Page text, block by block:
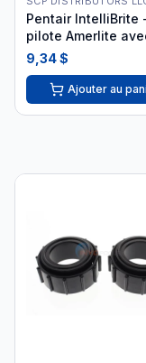
Pentair IntelliBrite
pilote Amerlite
rondelle gomme
79104800Z i26
9,34 $
Ajouter au